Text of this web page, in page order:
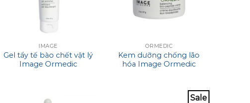
IMAGE
Gel tẩy tế bào chết vật lý
Image Ormedic
ORMEDIC
Kem dưỡng chống lão
hóa Image Ormedic
Sale